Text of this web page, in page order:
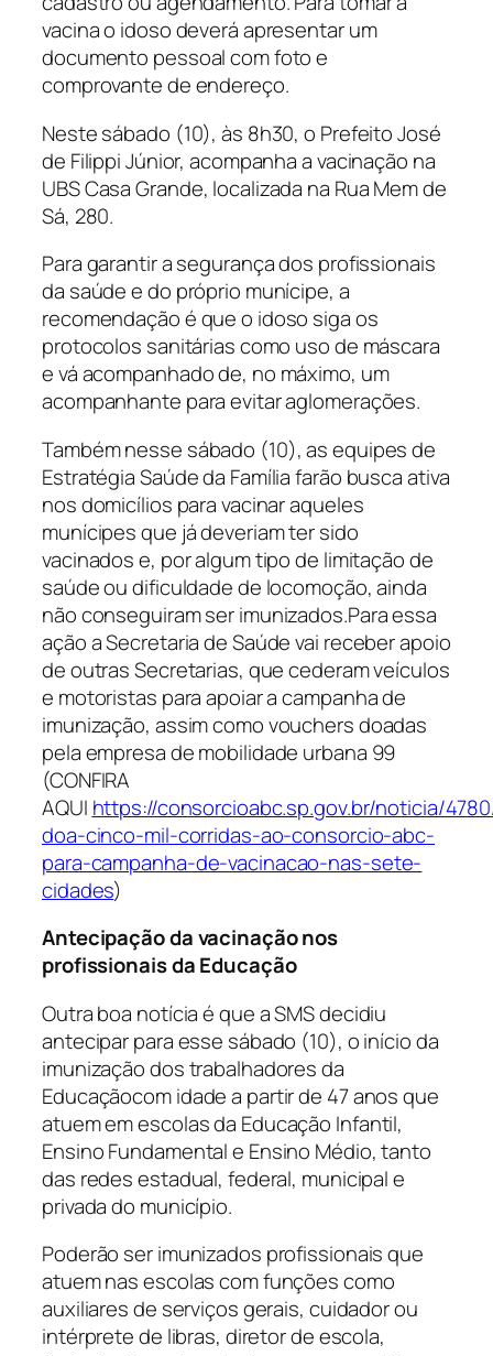
vacina o idoso deverá apresentar um
documento pessoal com foto e
comprovante de endereço.
Neste sábado (10), às 8h30, o Prefeito José
de Filippi Júnior, acompanha a vacinação na
UBS Casa Grande, localizada na Rua Mem de
Sá, 280.
Para garantir a segurança dos profissionais
da saúde e do próprio munícipe, a
recomendação é que o idoso siga os
protocolos sanitárias como uso de máscara
e vá acompanhado de, no máximo, um
acompanhante para evitar aglomerações.
Também nesse sábado (10), as equipes de
Estratégia Saúde da Família farão busca ativa
nos domicílios para vacinar aqueles
munícipes que já deveriam ter sido
vacinados e, por algum tipo de limitação de
saúde ou dificuldade de locomoção, ainda
não conseguiram ser imunizados.Para essa
ação a Secretaria de Saúde vai receber apoio
de outras Secretarias, que cederam veículos
e motoristas para apoiar a campanha de
imunização, assim como vouchers doadas
pela empresa de mobilidade urbana 99
(CONFIRA
AQUI https://consorcioabc.sp.gov.br/noticia/
doa-cinco-mil-corridas-ao-consorcio-abc-
para-campanha-de-vacinacao-nas-sete-
cidades)
Antecipação da vacinação nos
profissionais da Educação
Outra boa notícia é que a SMS decidiu
antecipar para esse sábado (10), o início da
imunização dos trabalhadores da
Educaçãocom idade a partir de 47 anos que
atuem em escolas da Educação Infantil,
Ensino Fundamental e Ensino Médio, tanto
das redes estadual, federal, municipal e
privada do município.
Poderão ser imunizados profissionais que
atuem nas escolas com funções como
auxiliares de serviços gerais, cuidador ou
intérprete de libras, diretor de escola,